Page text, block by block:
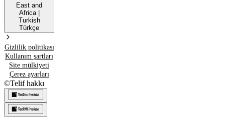
East and
Africa|
Turkish
Türkçe
Gizlilik politikası
Kullanım şartları
Site mülkiyeti
Çerez ayarları
©Telif hakkı